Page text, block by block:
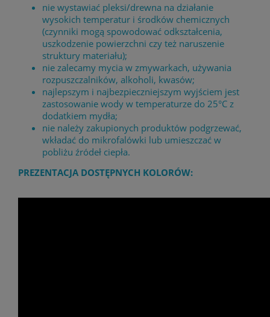
nie wystawiać pleksi/drewna na działanie
wysokich temperatur i środków chemicznych
(czynniki mogą spowodować odkształcenia,
uszkodzenie powierzchni czy też naruszenie
struktury materiału);
nie zalecamy mycia w zmywarkach, używania
rozpuszczalników, alkoholi, kwasów;
najlepszym i najbezpieczniejszym wyjściem jest
zastosowanie wody w temperaturze do 25°C z
dodatkiem mydła;
nie należy zakupionych produktów podgrzewać,
wkładać do mikrofalówki lub umieszczać w
pobliżu źródeł ciepła.
PREZENTACJA DOSTĘPNYCH KOLORÓW: